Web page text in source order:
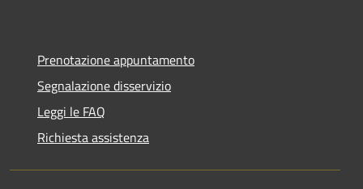
Prenotazione appuntamento
Segnalazione disservizio
Leggi le FAQ
Richiesta assistenza